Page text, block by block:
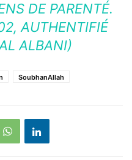
DE PARENTÉ.
AUTHENTIFIÉ
ALBANI)
SoubhanAllah